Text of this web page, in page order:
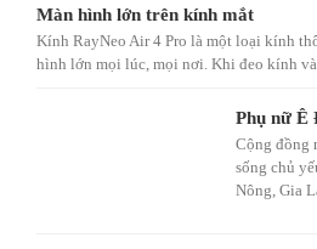
Màn hình lớn trên kính mắt
Kính RayNeo Air 4 Pro là một loại kính
hình lớn mọi lúc, mọi nơi. Khi đeo kính
Phụ nữ Ê
Cộng đồng
sống chủ
Nông, Gia